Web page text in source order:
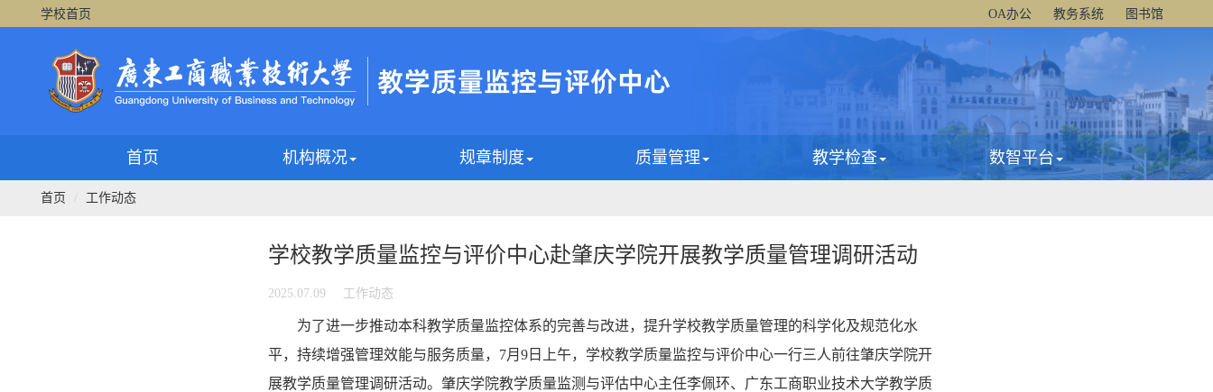
学校首页 OA办公 教务系统 图书馆
首页 机构概况 规章制度 质量管理 教学检查 数智平台
首页 工作动态
学校教学质量监控与评价中心赴肇庆学院开展教学质量管理调研活动
2025.07.09 工作动态
为了进一步推动本科教学质量监控体系的完善与改进，提升学校教学质量管理的科学化及规范化水
平，持续增强管理效能与服务质量，7月9日上午，学校教学质量监控与评价中心一行三人前往肇庆学院开
展教学质量管理调研活动。肇庆学院教学质量监测与评估中心主任李佩环、广东工商职业技术大学教学质